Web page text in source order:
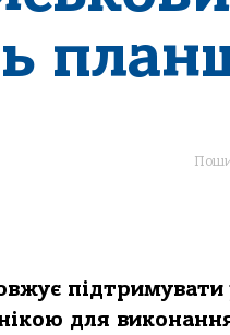
підтримувати
для